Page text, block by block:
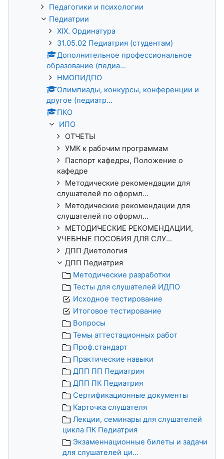
Педагогики и психологии
Педиатрии
XIX. Ординатура
31.05.02 Педиатрия (студентам)
Дополнительное профессиональное
образование (педиа...
НМОПИДПО
Олимпиады, конкурсы, конференции и
другое (педиатр...
ПКО
ИПО
ОТЧЕТЫ
УМК к рабочим программам
Паспорт кафедры, Положение о
кафедре
Методические рекомендации для
слушателей по оформл...
Методические рекомендации для
слушателей по оформл...
МЕТОДИЧЕСКИЕ РЕКОМЕНДАЦИИ,
УЧЕБНЫЕ ПОСОБИЯ ДЛЯ СЛУ...
ДПП Диетология
ДПП Педиатрия
Методические разработки
Тесты для слушателей ИДПО
Исходное тестирование
Итоговое тестирование
Вопросы
Темы аттестационных работ
Проф.стандарт
Практические навыки
ДПП ПП Педиатрия
ДПП ПК Педиатрия
Сертификационные документы
Карточка слушателя
Лекции, семинары для слушателей
цикла ПК Педиатрия
Экзаменнационные билеты и задачи
для слушателей ци...